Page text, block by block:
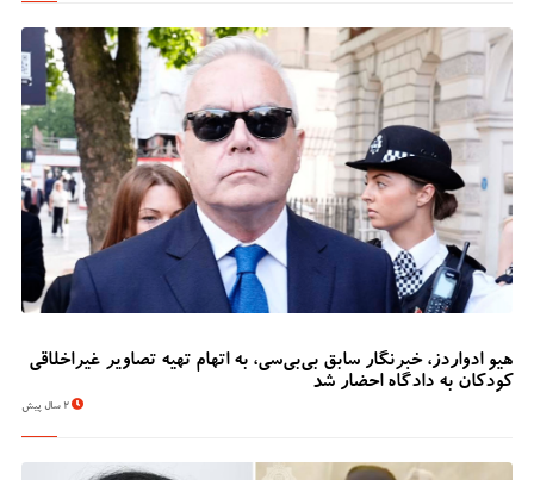
هیو ادواردز، خبرنگار سابق بی‌بی‌سی، به اتهام تهیه تصاویر غیراخلاقی
کودکان به دادگاه احضار شد
2 سال پیش